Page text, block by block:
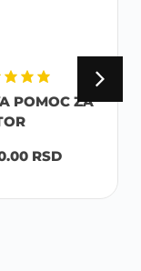
POMOC ZA
RSD